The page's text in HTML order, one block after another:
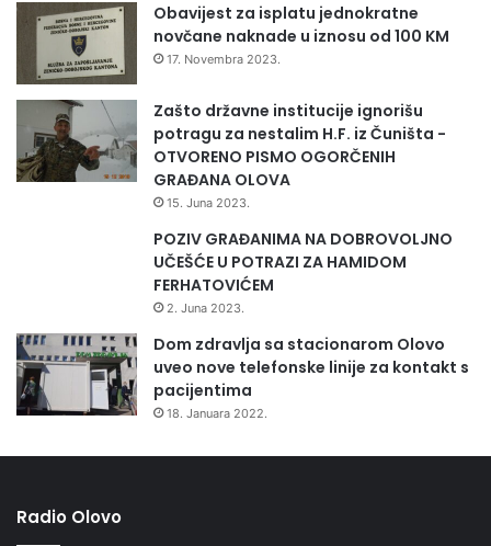
Obavijest za isplatu jednokratne
novčane naknade u iznosu od 100 KM
17. Novembra 2023.
Zašto državne institucije ignorišu
potragu za nestalim H.F. iz Čuništa -
OTVORENO PISMO OGORČENIH
GRAĐANA OLOVA
15. Juna 2023.
POZIV GRAĐANIMA NA DOBROVOLJNO
UČEŠĆE U POTRAZI ZA HAMIDOM
FERHATOVIĆEM
2. Juna 2023.
Dom zdravlja sa stacionarom Olovo
uveo nove telefonske linije za kontakt s
pacijentima
18. Januara 2022.
Radio Olovo